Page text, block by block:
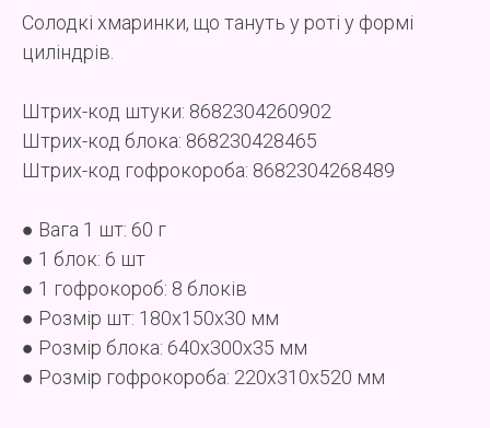
Солодкі хмаринки, що тануть у роті у формі
циліндрів.
Штрих-код штуки: 8682304260902
Штрих-код блока: 868230428465
Штрих-код гофрокороба: 8682304268489
● Вага 1 шт: 60 г
● 1 блок: 6 шт
● 1 гофрокороб: 8 блоків
● Розмір шт: 180x150x30 мм
● Розмір блока: 640x300x35 мм
● Розмір гофрокороба: 220x310x520 мм